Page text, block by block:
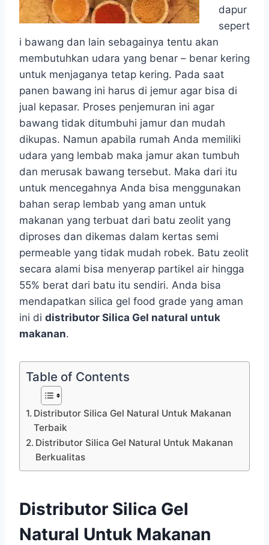
dapur
sepert
i bawang dan lain sebagainya tentu akan
membutuhkan udara yang benar – benar kering
untuk menjaganya tetap kering. Pada saat
panen bawang ini harus di jemur agar bisa di
jual kepasar. Proses penjemuran ini agar
bawang tidak ditumbuhi jamur dan mudah
dikupas. Namun apabila rumah Anda memiliki
udara yang lembab maka jamur akan tumbuh
dan merusak bawang tersebut. Maka dari itu
untuk mencegahnya Anda bisa menggunakan
bahan serap lembab yang aman untuk
makanan yang terbuat dari batu zeolit yang
diproses dan dikemas dalam kertas semi
permeable yang tidak mudah robek. Batu zeolit
secara alami bisa menyerap partikel air hingga
55% berat dari batu itu sendiri. Anda bisa
mendapatkan silica gel food grade yang aman
ini di distributor Silica Gel natural untuk
makanan.
Table of Contents
Distributor Silica Gel Natural Untuk Makanan
Terbaik
Distributor Silica Gel Natural Untuk Makanan
Berkualitas
Distributor Silica Gel
Natural Untuk Makanan